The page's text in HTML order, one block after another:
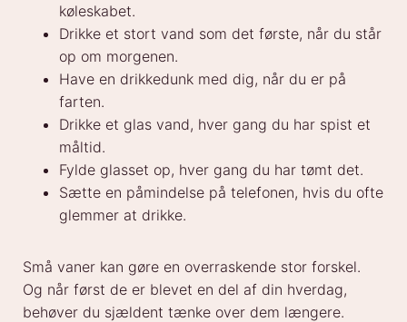
køleskabet.
Drikke et stort vand som det første, når du står
op om morgenen.
Have en drikkedunk med dig, når du er på
farten.
Drikke et glas vand, hver gang du har spist et
måltid.
Fylde glasset op, hver gang du har tømt det.
Sætte en påmindelse på telefonen, hvis du ofte
glemmer at drikke.
Små vaner kan gøre en overraskende stor forskel.
Og når først de er blevet en del af din hverdag,
behøver du sjældent tænke over dem længere.